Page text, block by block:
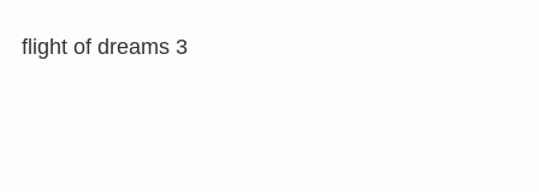
flight of dreams 3